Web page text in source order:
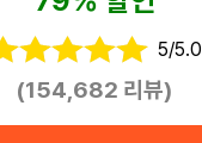
5/5.0
(154,682 리뷰)